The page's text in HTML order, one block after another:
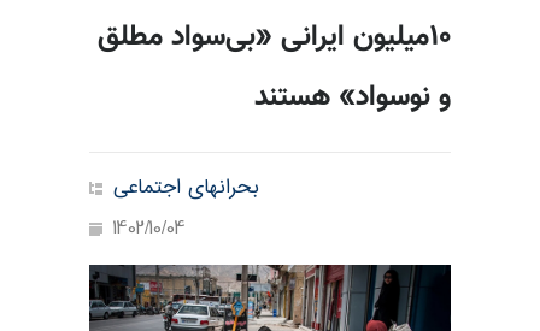
۱۰میلیون ایرانی «بی‌سواد مطلق
و نوسواد» هستند
بحرانهای اجتماعی
1402/10/04